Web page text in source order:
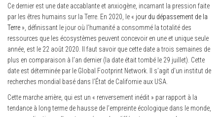
Ce dernier est une date accablante et anxiogène, incarnant la pression faite
par les êtres humains sur la Terre. En 2020, le « jour du dépassement de la
Terre », définissant le jour où l’humanité a consommé la totalité des
ressources que les écosystèmes peuvent concevoir en une et unique seule
année, est le 22 août 2020. Il faut savoir que cette date a trois semaines de
plus en comparaison à l’an dernier (la date était tombé le 29 juillet). Cette
date est déterminée par le Global Footprint Network. Il s’agit d’un institut de
recherches mondial basé dans l’État de Californie aux USA.
Cette marche arrière, qui est un « renversement inédit » par rapport à la
tendance à long terme de hausse de l’empreinte écologique dans le monde,